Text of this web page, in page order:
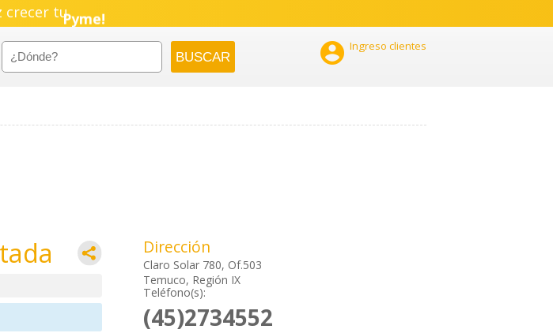
crecer tuNegocio!
Pyme!
Emprendimiento!
 Ingreso clientes
Dirección
Claro Solar 780, Of.503
Temuco, Región IX
Teléfono(s):
(45)2734552